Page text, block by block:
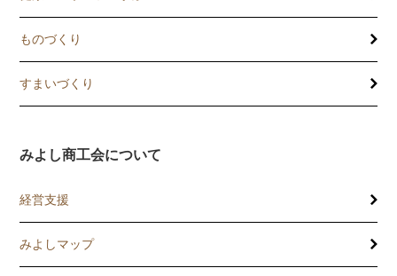
ものづくり
すまいづくり
みよし商工会について
経営支援
講習会
みよしマップ